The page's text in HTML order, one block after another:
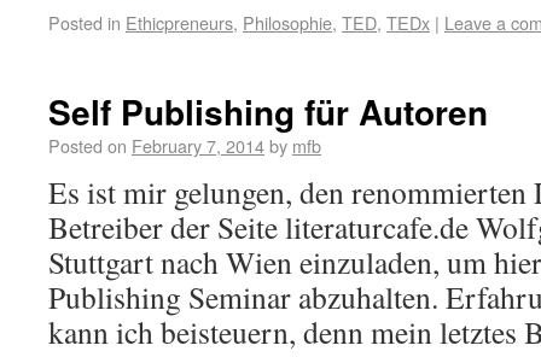
Posted in Ethicpreneurs, Philosophie, TED, TEDx | Leave a
Self Publishing für Autoren
Posted on February 7, 2014by mfb
Es ist mir gelungen, den
Betreiber der Seite literaturcafe.de
Stuttgart nach Wien einzuladen, um
Publishing Seminar abzuhalten.
kann ich beisteuern, denn mein letztes